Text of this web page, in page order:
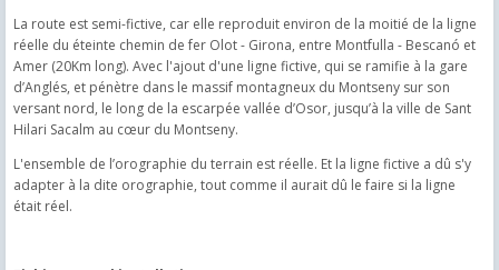
La route est semi-fictive, car elle reproduit environ de la moitié de la ligne
réelle du éteinte chemin de fer Olot - Girona, entre Montfulla - Bescanó et
Amer (20Km long). Avec l'ajout d'une ligne fictive, qui se ramifie à la gare
d’Anglés, et pénètre dans le massif montagneux du Montseny sur son
versant nord, le long de la escarpée vallée d’Osor, jusqu’à la ville de Sant
Hilari Sacalm au cœur du Montseny.
L'ensemble de l’orographie du terrain est réelle. Et la ligne fictive a dû s'y
adapter à la dite orographie, tout comme il aurait dû le faire si la ligne
était réel.